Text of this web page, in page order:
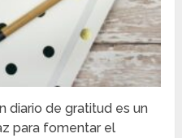
diario de gratitud es un
para fomentar el